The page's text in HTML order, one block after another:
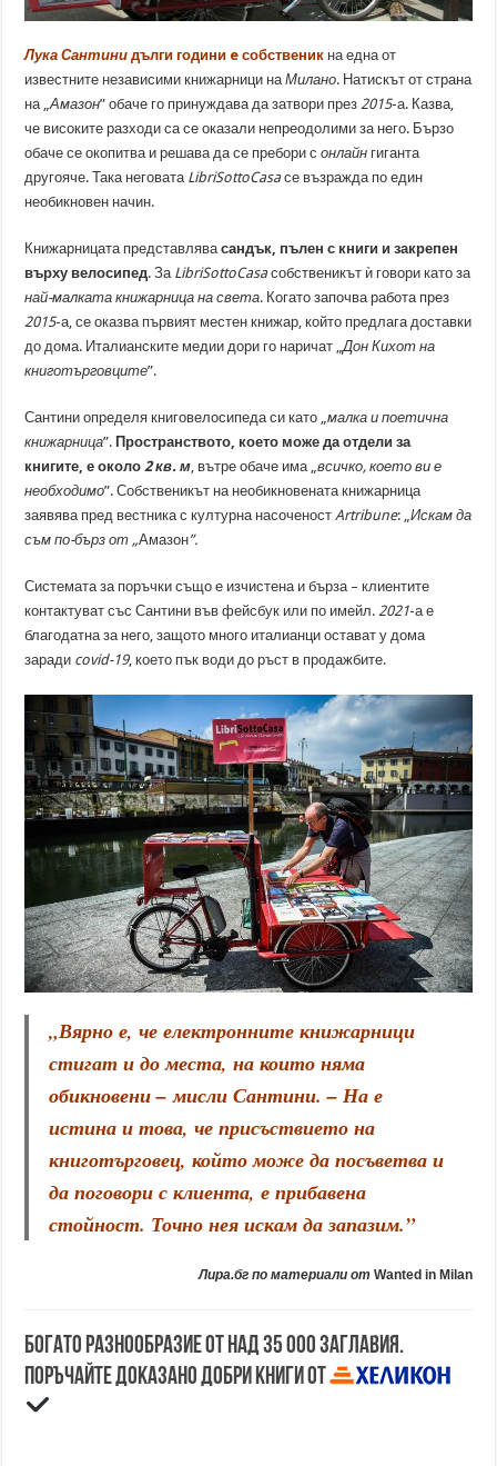
Лука Сантини дълги години eсобственик на една от
известните независими книжарници наМилано. Натискът от страна
на „Амазон” обаче го принуждава да затвори през2015-а. Казва,
че високите разходи са се оказали непреодолими за него. Бързо
обаче се окопитва и решава да се пребори сонлайн гиганта
другояче. Така неговата LibriSottoCasaсе възражда по един
необикновен начин.
Книжарницата представлявасандък, пълен с книги и закрепен
върху велосипед. За LibriSottoCasaсобственикът ѝ говори като за
най-малката книжарница на света. Когато започва работа през
2015-а, се оказва първият местен книжар, който предлага доставки
до дома. Италианските медии дори го наричат „Дон Кихот на
книготърговците”.
Сантини определя книговелосипеда си като „малка и поетична
книжарница”. Пространството, което може да отдели за
книгите, е около2 кв. м, вътре обаче има „всичко, което ви е
необходимо”. Собственикът на необикновената книжарница
заявява пред вестника с културна насоченостArtribune: „Искам да
съм по-бърз от „Амазон”.
Системата за поръчки също е изчистена и бърза – клиентите
контактуват със Сантини във фейсбук или по имейл.2021-а е
благодатна за него, защото много италианци остават у дома
заради covid-19, което пък води до ръст в продажбите.
„Вярно е, че електронните книжарници
стигат и до места, на които няма
обикновени– мисли Сантини. –На е
истина и това, че присъствието на
книготърговец, който може да посъветва и
да поговори с клиента, е прибавена
стойност. Точно нея искам да запазим.”
Лира.бг по материали от Wanted in Milan
Богато разнообразие от над 35 000 заглавия.
Поръчайте доказано добри книги от